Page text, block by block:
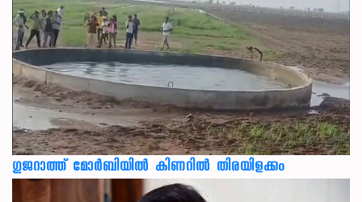
ഗുജറാത്ത് മോർബിയിൽ കിണറിൽ തിരയിളക്കം